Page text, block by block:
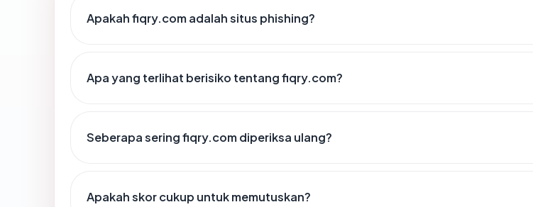
Apakah fiqry.com adalah situs phishing?
Apa yang terlihat berisiko tentang fiqry.com?
Seberapa sering fiqry.com diperiksa ulang?
Apakah skor cukup untuk memutuskan?